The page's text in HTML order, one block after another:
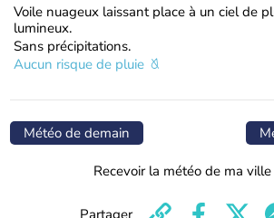
Voile nuageux laissant place à un ciel de
lumineux.
Sans précipitations.
Aucun risque de pluie
Météo de demain
Recevoir la météo de ma ville
Partager